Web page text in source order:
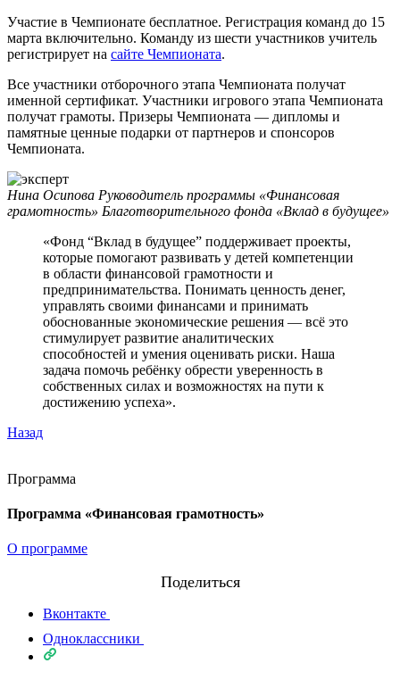
Участие в Чемпионате бесплатное. Регистрация команд до 15
марта включительно. Команду из шести участников учитель
регистрирует на сайте Чемпионата.
Все участники отборочного этапа Чемпионата получат
именной сертификат. Участники игрового этапа Чемпионата
получат грамоты. Призеры Чемпионата — дипломы и
памятные ценные подарки от партнеров и спонсоров
Чемпионата.
Нина Осипова Руководитель программы «Финансовая
грамотность» Благотворительного фонда «Вклад в будущее»
«Фонд “Вклад в будущее” поддерживает проекты,
которые помогают развивать у детей компетенции
в области финансовой грамотности и
предпринимательства. Понимать ценность денег,
управлять своими финансами и принимать
обоснованные экономические решения — всё это
стимулирует развитие аналитических
способностей и умения оценивать риски. Наша
задача помочь ребёнку обрести уверенность в
собственных силах и возможностях на пути к
достижению успеха».
Назад
Программа
Программа «Финансовая грамотность»
О программе
Поделиться
Вконтакте
Одноклассники